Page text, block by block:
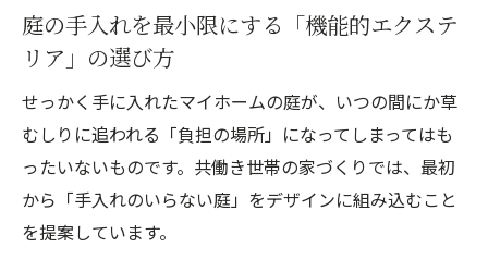
庭の手入れを最小限にする「機能的エクステ
リア」の選び方
せっかく手に入れたマイホームの庭が、いつの間にか草
むしりに追われる「負担の場所」になってしまってはも
ったいないものです。共働き世帯の家づくりでは、最初
から「手入れのいらない庭」をデザインに組み込むこと
を提案しています。